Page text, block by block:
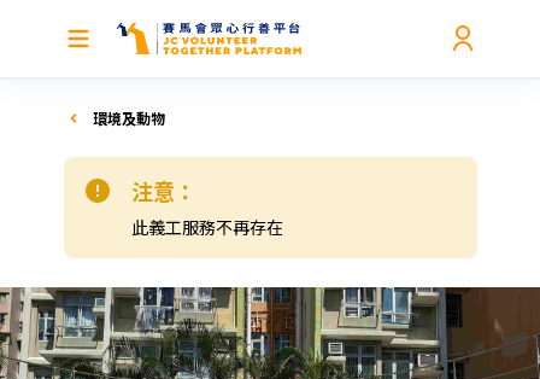
環境及動物
注意：
此義工服務不再存在